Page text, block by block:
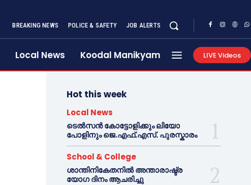
BREAKING NEWS POLICE & SAFETY JOB ALERTS
Local News Koodal Manikyam LIVE Videos
Hot this week
Local News
ടെൽസൻ കോട്ടോളിക്കും ലിയോ
പോളിനും ജെ.എഫ്.എസ്. പുരസ്കാരം
School & College
ശാന്തിനികേതനിൽ അന്താരാഷ്ട്ര
യോഗ ദിനം ആചരിച്ചു